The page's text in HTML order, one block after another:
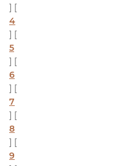
] [
4
] [
5
] [
6
] [
7
] [
8
] [
9